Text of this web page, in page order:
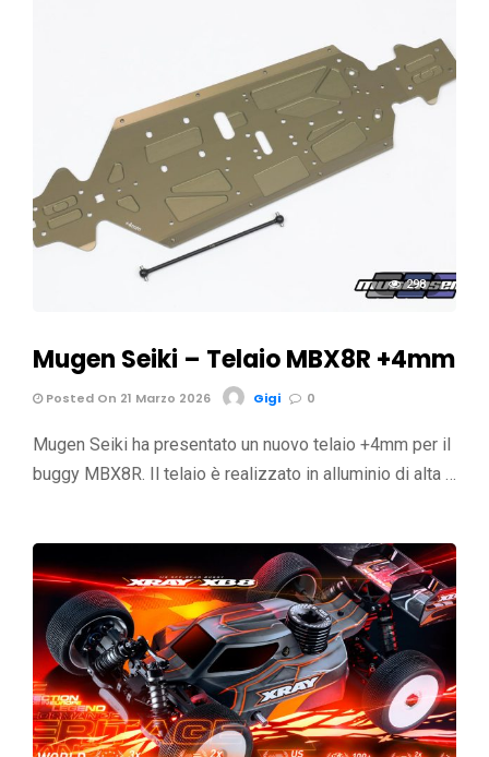
298
Mugen Seiki – Telaio MBX8R +4mm
Posted On 21 Marzo 2026 Gigi 0
Mugen Seiki ha presentato un nuovo telaio +4mm per il
buggy MBX8R. Il telaio è realizzato in alluminio di alta …